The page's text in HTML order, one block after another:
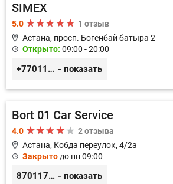
SIMEX
5.0
1 отзыв
Астана, просп. Богенбай батыра 2
Открыто: 09:00 - 20:00
+77011248780 - показать
Bort 01 Car Service
4.0
2 отзыва
Астана, Кобда переулок, 4/2а
Закрыто до пн 09:00
87011754444 - показать